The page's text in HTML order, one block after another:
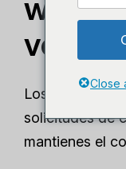
web
Los clientes
solicitudes de
mantienes el
Close